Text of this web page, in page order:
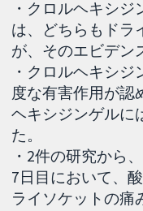
・クロルヘキシ
は、どちらもドラ
が、そのエビデン
・クロルヘキシ
度な有害作用が認
ヘキシジンゲルに
た。
・2件の研究から
7日目において、
ライソケットの痛